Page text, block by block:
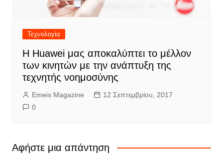
Τεχνολογία
H Huawei μας αποκαλύπτει το μέλλον
των κινητών με την ανάπτυξη της
τεχνητής νοημοσύνης
Emeis Magazine
12 Σεπτεμβρίου, 2017
0
Αφήστε μια απάντηση